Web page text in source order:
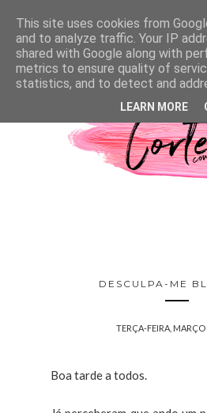
DESCULPA-ME
TERÇA-FEIRA, MARÇO
Boa tarde a todos.
This site uses cookies from
and to analyze traffic. Your IP
shared with Google along with
metrics to ensure quality of
statistics, and to detect and
LEARN MORE